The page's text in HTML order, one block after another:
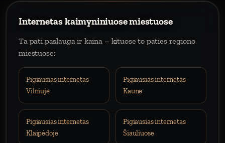
Internetas kaimyniniuose miestuose
Ta pati paslauga ir kaina – kituose to paties regiono
miestuose:
Pigiausias internetas
Vilniuje
Pigiausias internetas
Kaune
Pigiausias internetas
Klaipėdoje
Pigiausias internetas
Šiauliuose